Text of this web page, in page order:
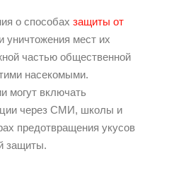
о способах защиты от
уничтожения мест их
частью общественной
насекомыми.
могут включать
через СМИ, школы и
предотвращения укусов
защиты.